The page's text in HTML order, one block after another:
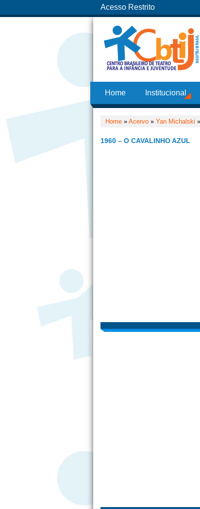
Acesso Restrito
Home Institucional
Home » Acervo » Yan Michalski »
1960 – O CAVALINHO AZUL